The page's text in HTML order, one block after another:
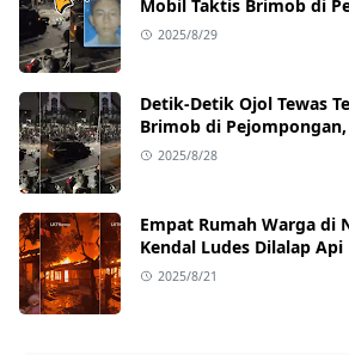
Mobil Taktis Brimob di
Ternyata Sedang Antar
2025/8/29
Detik-Detik Ojol Tewas
Brimob di
2025/8/28
Empat Rumah Warga di
Kendal Ludes Dilalap Api
2025/8/21